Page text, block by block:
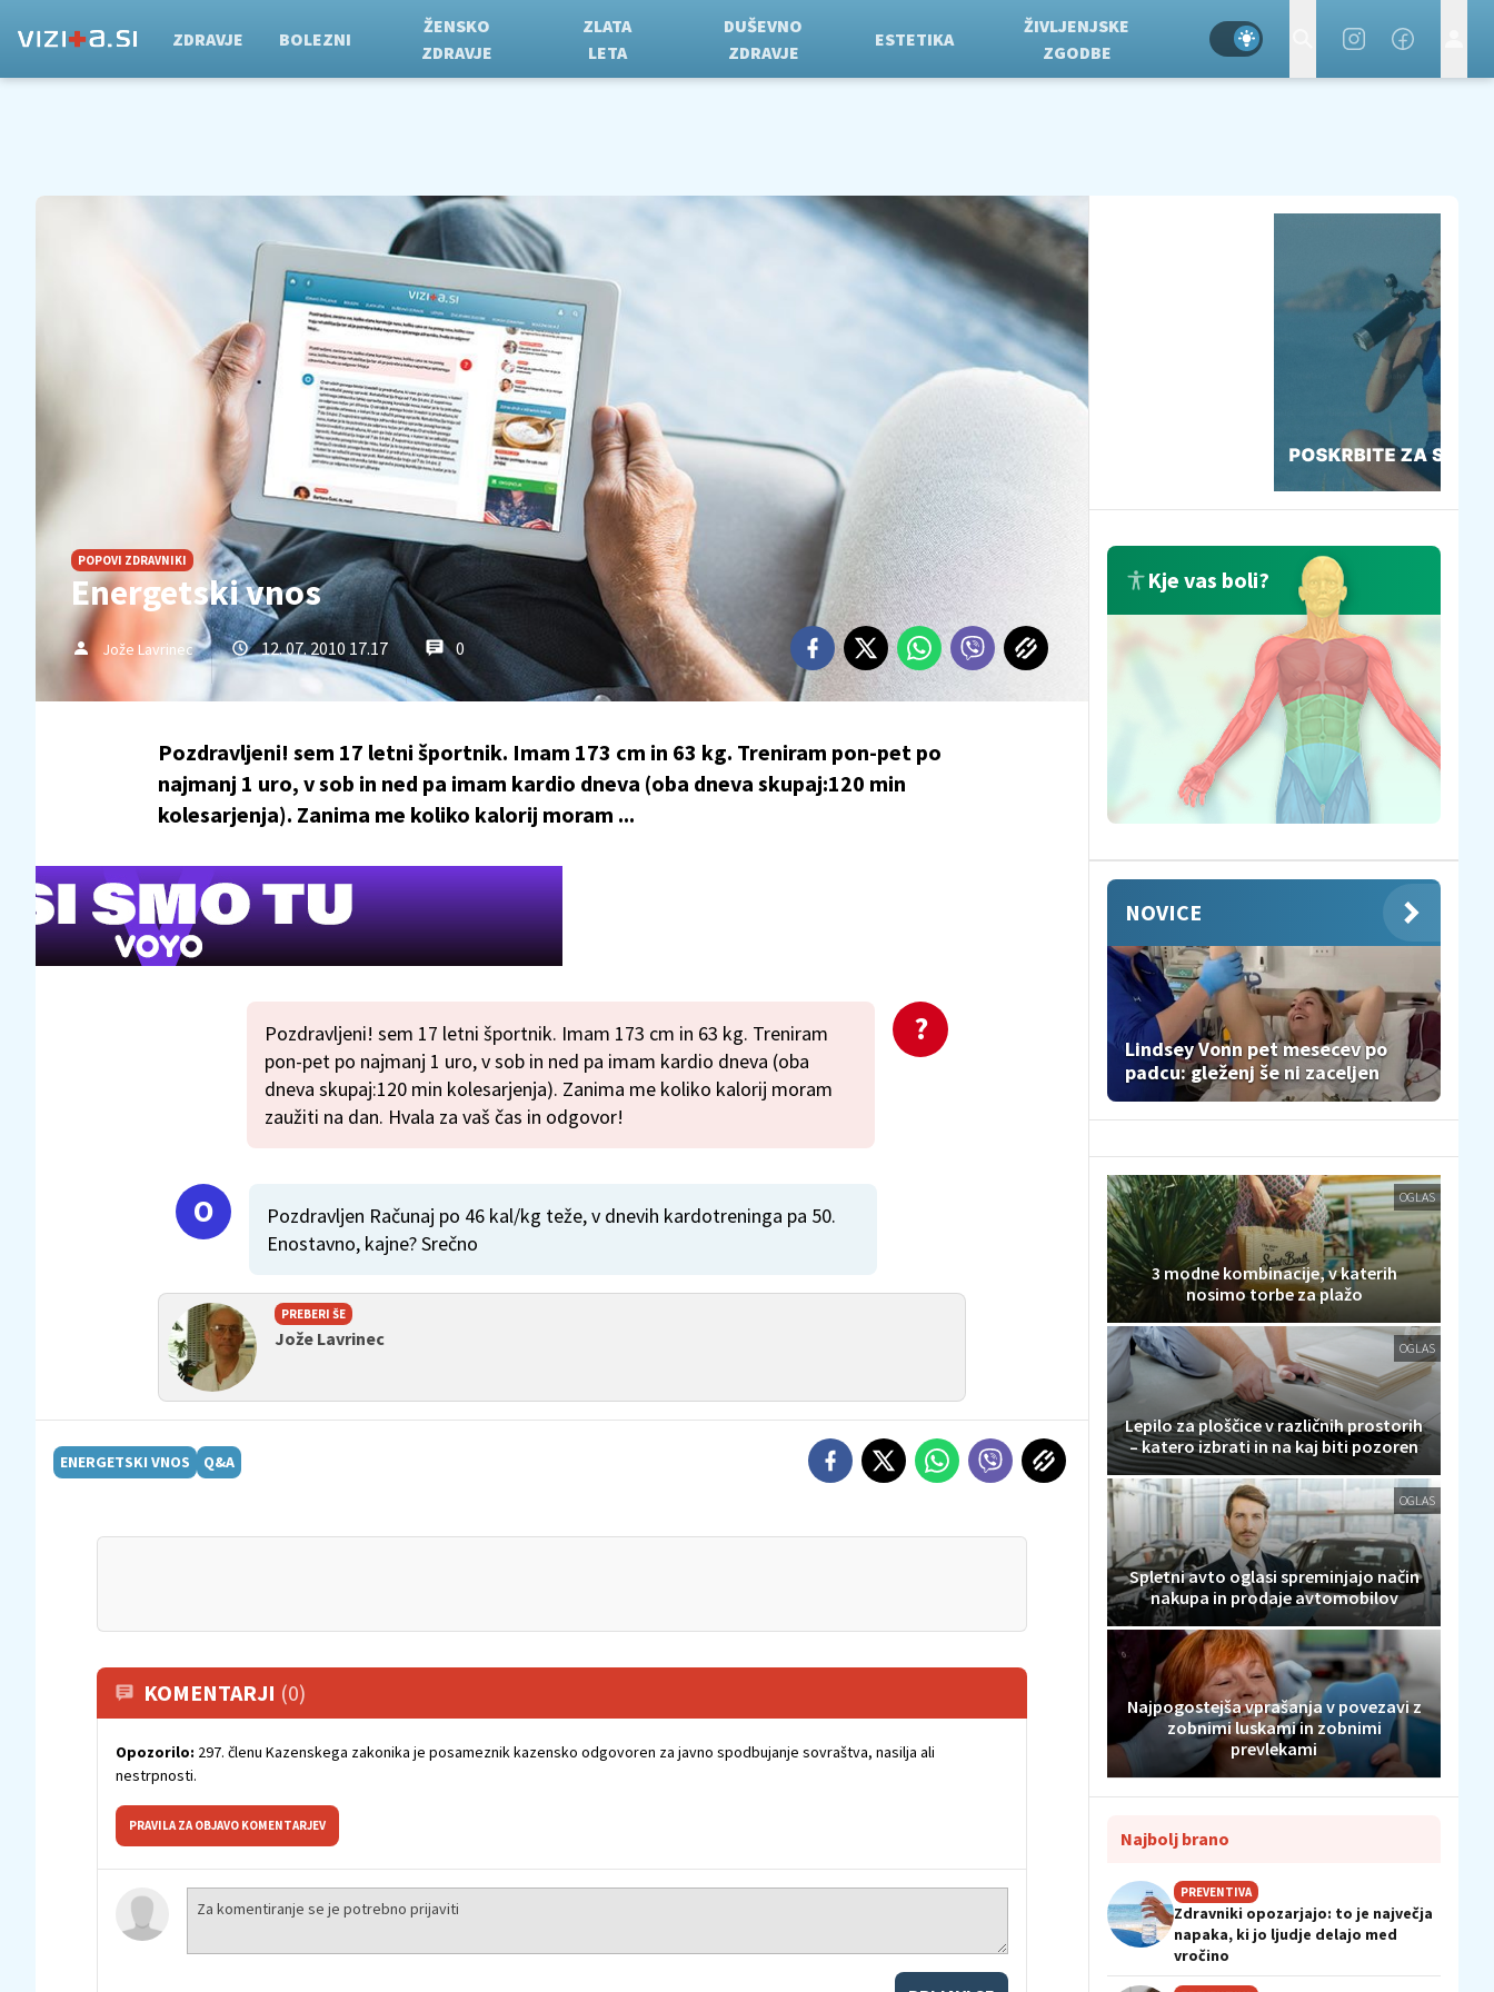
ZDRAVJE BOLEZNI
ŽENSKO
ZDRAVJE
ZLATA
LETA
DUŠEVNO
ZDRAVJE
ESTETIKA
ŽIVLJENJSKE
ZGODBE
POPOVI ZDRAVNIKI
Energetski vnos
Jože Lavrinec 12. 07. 2010 17.17 0
Pozdravljeni! sem 17 letni športnik. Imam 173 cm in 63 kg. Treniram pon-pet po
najmanj 1 uro, v sob in ned pa imam kardio dneva (oba dneva skupaj:120 min
kolesarjenja). Zanima me koliko kalorij moram ...
Pozdravljeni! sem 17 letni športnik. Imam 173 cm in 63 kg. Treniram
pon-pet po najmanj 1 uro, v sob in ned pa imam kardio dneva (oba
dneva skupaj:120 min kolesarjenja). Zanima me koliko kalorij moram
zaužiti na dan. Hvala za vaš čas in odgovor!
Pozdravljen Računaj po 46 kal/kg teže, v dnevih kardotreninga pa 50.
Enostavno, kajne? Srečno
PREBERI ŠE
Jože Lavrinec
ENERGETSKI VNOS Q&A
KOMENTARJI (0)
Opozorilo: 297. členu Kazenskega zakonika je posameznik kazensko odgovoren za javno spodbujanje sovraštva, nasilja ali
nestrpnosti.
PRAVILA ZA OBJAVO KOMENTARJEV
Kje vas boli?
NOVICE
Lindsey Vonn pet mesecev po
padcu: gleženj še ni zaceljen
OGLAS
3 modne kombinacije, v katerih
nosimo torbe za plažo
OGLAS
Lepilo za ploščice v različnih prostorih
– katero izbrati in na kaj biti pozoren
OGLAS
Spletni avto oglasi spreminjajo način
nakupa in prodaje avtomobilov
Najpogostejša vprašanja v povezavi z
zobnimi luskami in zobnimi
prevlekami
Najbolj brano
PREVENTIVA
Zdravniki opozarjajo: to je največja
napaka, ki jo ljudje delajo med
vročino